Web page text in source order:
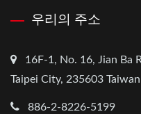
우리의 주소
16F-1, No. 16, Jian Ba
Taipei City, 235603 Taiwan
886-2-8226-5199